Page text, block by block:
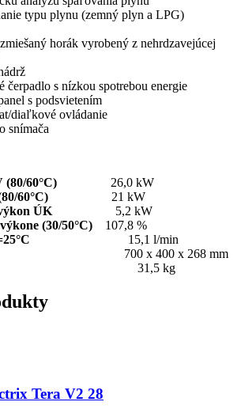
typu plynu (zemný plyn a LPG)
horák vyrobený z nehrdzavejúcej
čerpadlo s nízkou spotrebou energie
s podsvietením
diaľkové ovládanie
snímača
60°C)
26,0 kW
60°C) 21 kW
ÚK 5,2 kW
(30/50°C) 107,8 %
15,1 l/min
700 x 400 x 268 mm
kg
Tera V2 28